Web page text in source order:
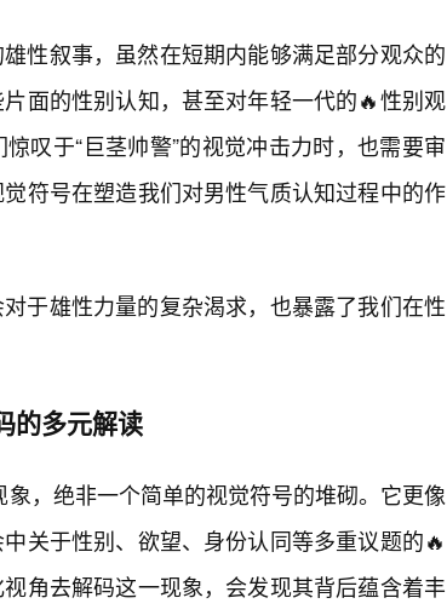
性叙事，虽然在短期内能够满足部分观众的
面的性别认知，甚至对年轻一代的🔥性别观
叹于“巨茎帅警”的视觉冲击力时，也需要审
符号在塑造我们对男性气质认知过程中的作
于雄性力量的复杂渴求，也暴露了我们在性
的多元解读
象，绝非一个简单的视觉符号的堆砌。它更像
关于性别、欲望、身份认同等多重议题的🔥
角去解码这一现象，会发现其背后蕴含着丰